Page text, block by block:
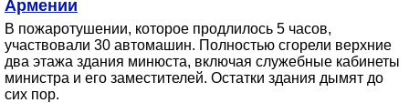
Армении
В пожаротушении, которое продлилось 5 часов,
участвовали 30 автомашин. Полностью сгорели верхние
два этажа здания минюста, включая служебные кабинеты
министра и его заместителей. Остатки здания дымят до
сих пор.